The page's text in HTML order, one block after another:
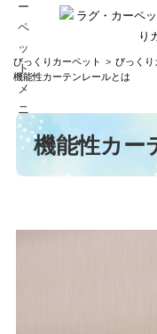
びっくりカーペット びっくり
機能性カーテンレールとは
機能性カー